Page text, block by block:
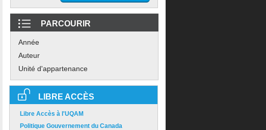
PARCOURIR
Année
Auteur
Unité d'appartenance
LIBRE ACCÈS
Libre Accès à l'UQAM
Politique Gouvernement du Canada